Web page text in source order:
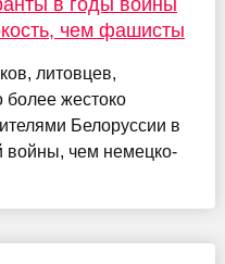
в годы войны
чем фашисты
литовцев,
более жестоко
Белоруссии в
войны, чем немецко-